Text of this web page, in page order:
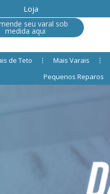
Loja
seu varal sob
medida aqui
de Teto Mais Varais
Pequenos Reparos